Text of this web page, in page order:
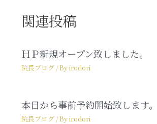
関連投稿
ＨＰ新規オープン致しました。
院長ブログ/ Byirodori
本日から事前予約開始致します。
院長ブログ/ Byirodori